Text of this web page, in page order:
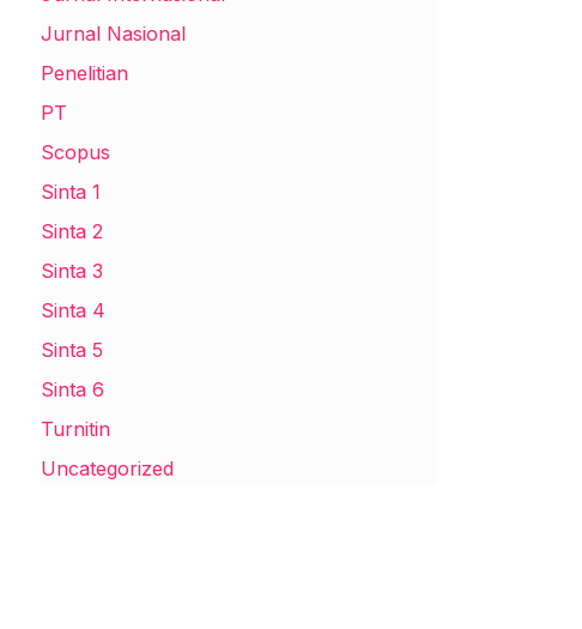
Jurnal Nasional
Penelitian
PT
Scopus
Sinta 1
Sinta 2
Sinta 3
Sinta 4
Sinta 5
Sinta 6
Turnitin
Uncategorized